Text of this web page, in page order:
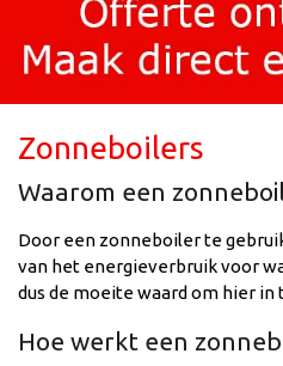
Zonneboilers
Waarom een
Door een zonneboiler te
van het energieverbruik voor
dus de moeite waard om hier in
Hoe werkt een